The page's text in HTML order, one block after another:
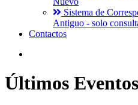
Sistema de
Antiguo - solo
Contactos
Últimos